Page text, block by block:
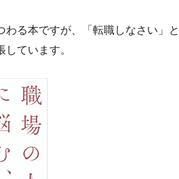
る本ですが、「転職しなさい」と
ています。